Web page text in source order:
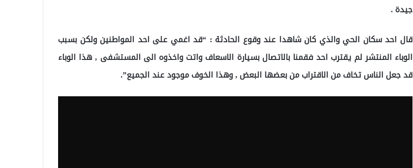
جيدة .
قال احد سكان الحي والذي كان شاهدا عند وقوع الحادثة : “قد اغمي على احد المواطنين ولكن بسبب
الوباء المنتشر لم يقترب احد فقمنا بالاتصال بسيارة الاسعاف واتت واخذوه الى المستشفى , هذا الوباء
قد جعل الناس تخاف من الاقتراب من بعضها البعض , وهذا الخوف موجود عند الجميع”.